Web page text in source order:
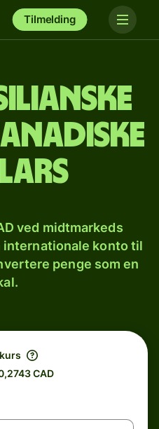
Tilmelding
ved midtmarkeds
internationale konto til
penge som en
CAD